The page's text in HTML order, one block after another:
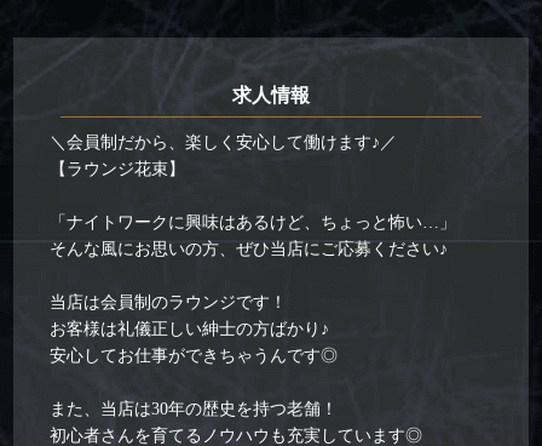
求人情報
＼会員制だから、楽しく安心して働けます♪／
【ラウンジ花束】
「ナイトワークに興味はあるけど、ちょっと怖い…」
そんな風にお思いの方、ぜひ当店にご応募ください♪
当店は会員制のラウンジです！
お客様は礼儀正しい紳士の方ばかり♪
安心してお仕事ができちゃうんです◎
また、当店は30年の歴史を持つ老舗！
初心者さんを育てるノウハウも充実しています◎